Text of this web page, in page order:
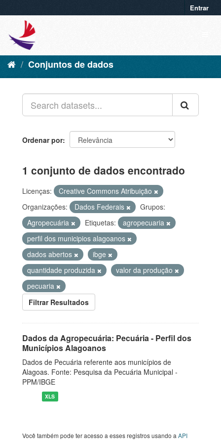
Entrar
Conjuntos de dados
Ordenar por
1 conjunto de dados encontrado
Licenças:
Creative Commons Atribuição
Organizações:
Dados Federais
Grupos:
Agropecuária
Etiquetas:
agropecuaria
perfil dos municipios alagoanos
dados abertos
ibge
quantidade produzida
valor da produção
pecuaria
Filtrar Resultados
Dados da Agropecuária: Pecuária - Perfil dos
Municípios Alagoanos
Dados de Pecuária referente aos municípios de
Alagoas. Fonte: Pesquisa da Pecuária Municipal -
PPM/IBGE
XLS
Você também pode ter acesso a esses registros usando a API